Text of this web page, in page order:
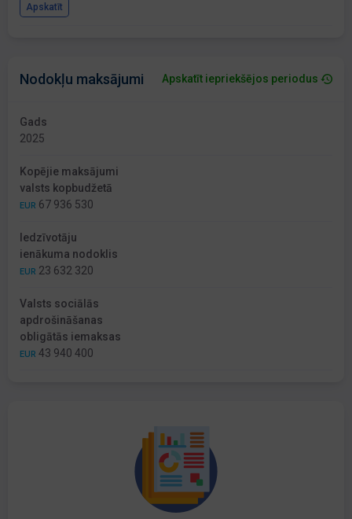
Apskatīt
Nodokļu maksājumi Apskatīt iepriekšējos periodus
Gads
2025
Kopējie maksājumi
valsts kopbudžetā
EUR 67 936 530
Iedzīvotāju
ienākuma nodoklis
EUR 23 632 320
Valsts sociālās
apdrošināšanas
obligātās iemaksas
EUR 43 940 400